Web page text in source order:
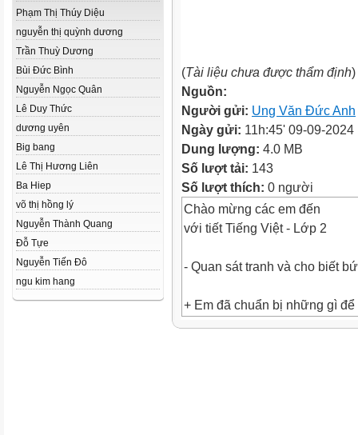
Phạm Thị Thúy Diệu
nguyễn thị quỳnh dương
Trần Thuỳ Dương
Bùi Đức Bình
Nguyễn Ngọc Quân
Lê Duy Thức
dương uyên
Big bang
Lê Thị Hương Liên
Ba Hiep
võ thị hồng lý
Nguyễn Thành Quang
Đỗ Tựe
Nguyễn Tiến Đô
ngu kim hang
(Tài liệu chưa được thẩm định)
Nguồn:
Người gửi: Ung Văn Đức Anh
Ngày gửi: 11h:45' 09-09-2024
Dung lượng: 4.0 MB
Số lượt tải: 143
Số lượt thích: 0 người
Chào mừng các em đến
với tiết Tiếng Việt - Lớp 2
- Quan sát tranh và cho biết
+ Em đã chuẩn bị những gì